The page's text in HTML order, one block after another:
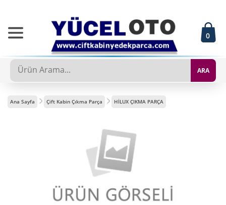
0
ARA
Ana Sayfa Çift Kabin Çıkma Parça HİLUX ÇIKMA PARÇA